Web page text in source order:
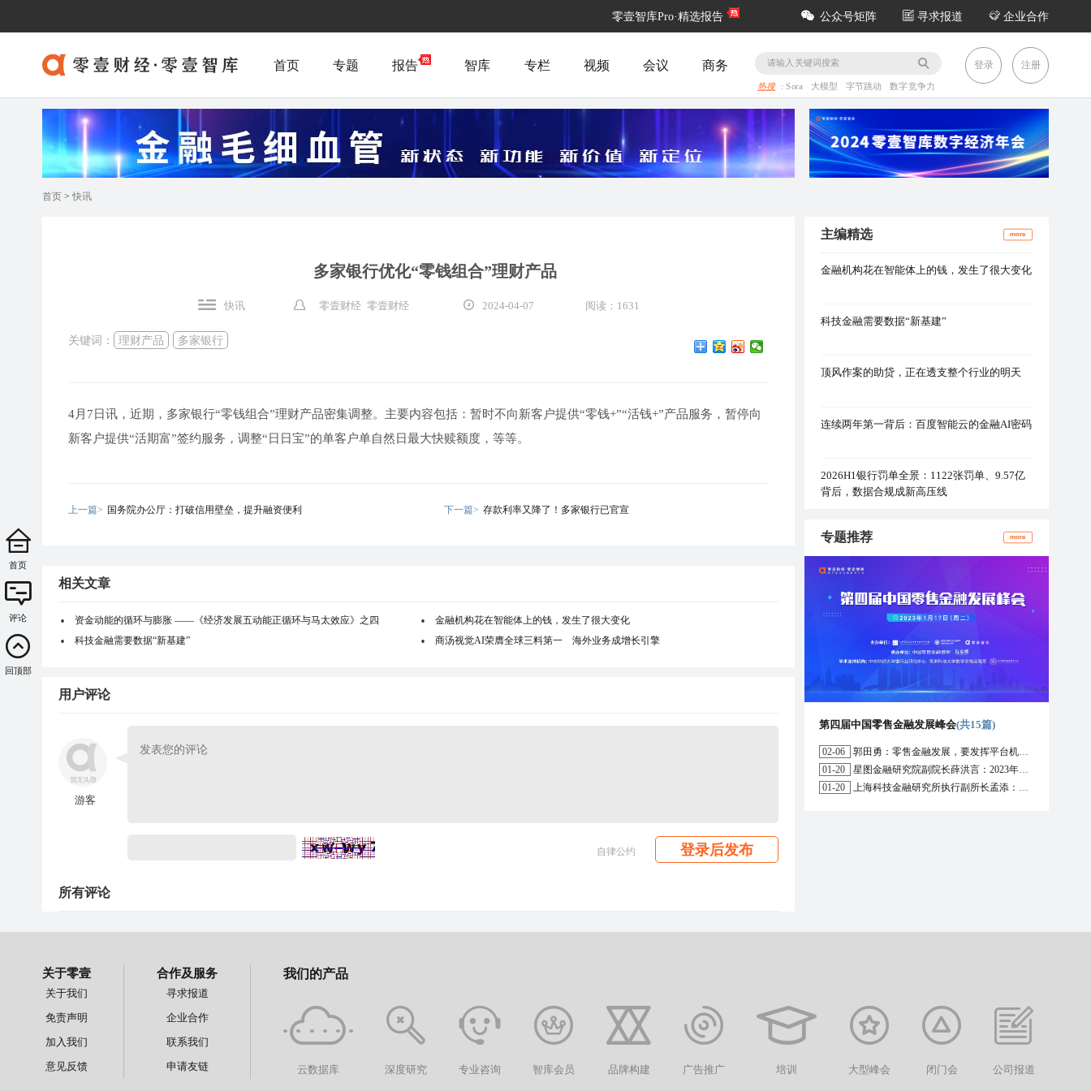
零壹智库Pro·精选报告 公众号矩阵 寻求报道 企业合作
首页 专题 报告 智库 专栏 视频 会议 商务
热搜 :Sora 大模型 字节跳动 数字竞争力
登录 注册
首页 > 快讯
多家银行优化“零钱组合”理财产品
快讯 零壹财经 零壹财经 2024-04-07 阅读：1631
关键词： 理财产品 多家银行
4月7日讯，近期，多家银行“零钱组合”理财产品密集调整。主要内容包括：暂时不向新客户提供“零钱+”“活钱+”产品服务，暂停向
新客户提供“活期富”签约服务，调整“日日宝”的单客户单自然日最大快赎额度，等等。
上一篇> 国务院办公厅：打破信用壁垒，提升融资便利 下一篇> 存款利率又降了！多家银行已官宣
相关文章
资金动能的循环与膨胀 ——《经济发展五动能正循环与马太效应》之四
金融机构花在智能体上的钱，发生了很大变化
科技金融需要数据“新基建”
商汤视觉AI荣膺全球三料第一 海外业务成增长引擎
用户评论
游客
自律公约 登录后发布
所有评论
主编精选 more
金融机构花在智能体上的钱，发生了很大变化
科技金融需要数据“新基建”
顶风作案的助贷，正在透支整个行业的明天
连续两年第一背后：百度智能云的金融AI密码
2026H1银行罚单全景：1122张罚单、9.57亿
背后，数据合规成新高压线
专题推荐 more
第四届中国零售金融发展峰会(共15篇)
02-06
郭田勇：零售金融发展，要发挥平台机构的作用
01-20
星图金融研究院副院长薛洪言：2023年消费信贷或迎来新起点
01-20
上海科技金融研究所执行副所长孟添：开放银行与嵌入式金融为数字普惠金融带来更大发展空间
首页
评论
回顶部
关于零壹
关于我们
免责声明
加入我们
意见反馈
合作及服务
寻求报道
企业合作
联系我们
申请友链
我们的产品
云数据库 深度研究 专业咨询 智库会员 品牌构建 广告推广 培训 大型峰会 闭门会 公司报道